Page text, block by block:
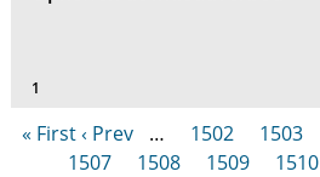
1
« First‹ Prev … 1502 1503
1507
1508 1509 1510